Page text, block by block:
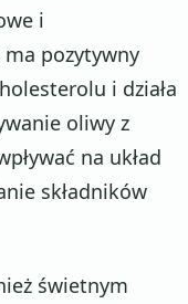
i
pozytywny
i działa
oliwy z
na układ
składników
świetnym